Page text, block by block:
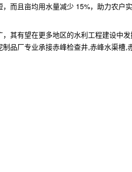
而且亩均用水量减少 15%，助力农
有望在更多地区的水利工程建设中
品厂专业承接赤峰检查井,赤峰水渠槽